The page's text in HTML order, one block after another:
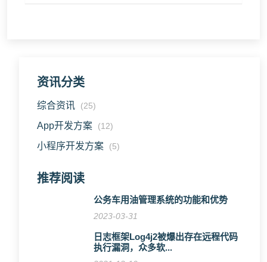
资讯分类
综合资讯 (25)
App开发方案 (12)
小程序开发方案 (5)
推荐阅读
公务车用油管理系统的功能和优势
2023-03-31
日志框架Log4j2被爆出存在远程代码
执行漏洞，众多软...